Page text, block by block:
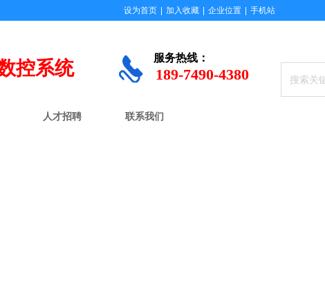
服务热线：
189-7490-4380
控系统
人才招聘 联系我们
设为首页 加入收藏 企业位置 手机站